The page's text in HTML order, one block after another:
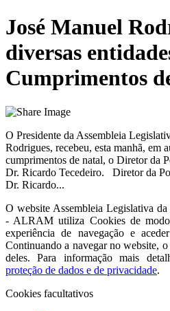
José Manuel
diversas
Cumprimentos
O Presidente da Assembleia
Rodrigues, recebeu, esta manhã, em
cumprimentos de natal, o Diretor da
Dr. Ricardo Tecedeiro. Diretor da
Dr. Ricardo...
O website Assembleia Legislativa
- ALRAM utiliza Cookies de
experiência de navegação e
Continuando a navegar no website,
deles. Para informação mais
proteção de dados e de privacidade.
Cookies facultativos